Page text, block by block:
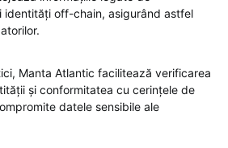
identități off-chain, asigurând astfel
Manta Atlantic facilitează verificarea
și conformitatea cu cerințele de
datele sensibile ale